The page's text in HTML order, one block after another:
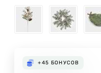
+45 БОНУСОВ